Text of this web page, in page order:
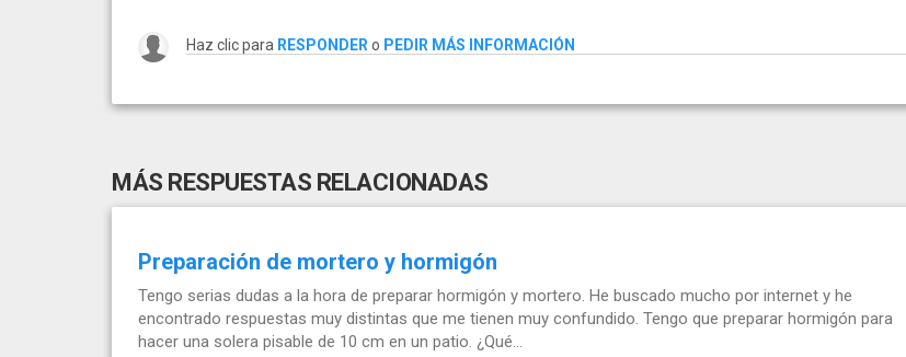
Haz clic para RESPONDER o PEDIR MÁS INFORMACIÓN
MÁS RESPUESTAS RELACIONADAS
Preparación de mortero y hormigón
Tengo serias dudas a la hora de preparar hormigón y mortero. He buscado mucho por internet y he
encontrado respuestas muy distintas que me tienen muy confundido. Tengo que preparar hormigón para
hacer una solera pisable de 10 cm en un patio. ¿Qué...